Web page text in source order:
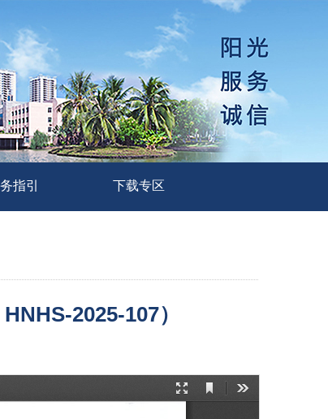
指引 下载专区
2025-107）